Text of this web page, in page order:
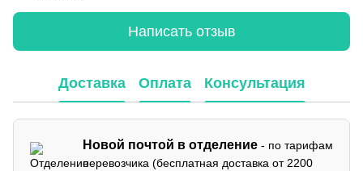
Написать отзыв
Доставка Оплата Консультация
Новой почтой в отделение - по тарифам
перевозчика (бесплатная доставка от 2200